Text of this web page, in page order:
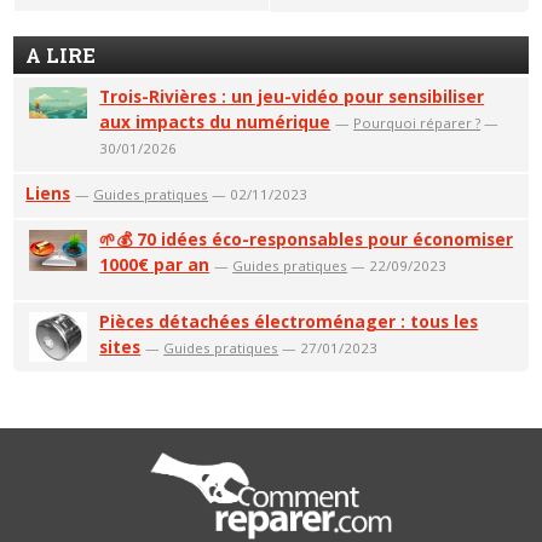
A LIRE
Trois-Rivières : un jeu-vidéo pour sensibiliser
aux impacts du numérique — Pourquoi réparer ? —
30/01/2026
Liens — Guides pratiques — 02/11/2023
🌱💰 70 idées éco-responsables pour économiser
1000€ par an — Guides pratiques — 22/09/2023
Pièces détachées électroménager : tous les
sites — Guides pratiques — 27/01/2023